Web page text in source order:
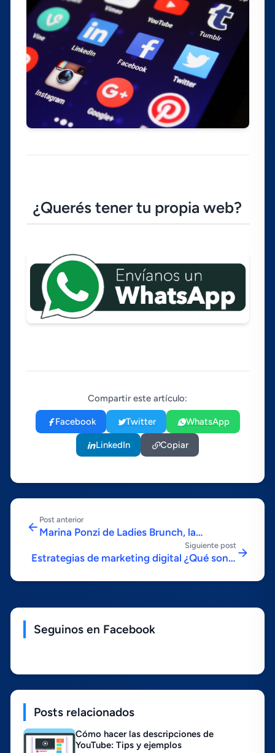
¿Querés tener tu propia web?
Compartir este artículo:
Facebook Twitter WhatsApp
LinkedIn Copiar
Post anterior
Marina Ponzi de Ladies Brunch, la
comunidad de mujeres emprendedoras de
Latinoamérica
Siguiente post
Estrategias de marketing digital ¿Qué son y
Seguinos en Facebook
Posts relacionados
Cómo hacer las descripciones de
YouTube: Tips y ejemplos